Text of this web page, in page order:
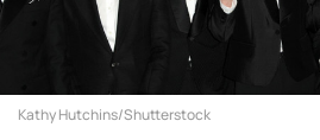
Kathy Hutchins/Shutterstock